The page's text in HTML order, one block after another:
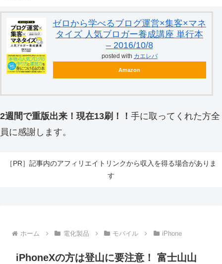
ゼロから学べるブログ運営×集客×マネ
タイズ 人気ブロガー養成講座 単行本
– 2016/10/8
posted with カエレバ
Amazon
2週間で重版出来！現在13刷！！ 手に取ってくれた方全
員に感謝します。
［PR］記事内のアフィリエイトリンクから収入を得る場合がありま
す
ホーム 電化製品 モバイル iPhone
iPhoneXの方は登山に要注意！ 富士山山